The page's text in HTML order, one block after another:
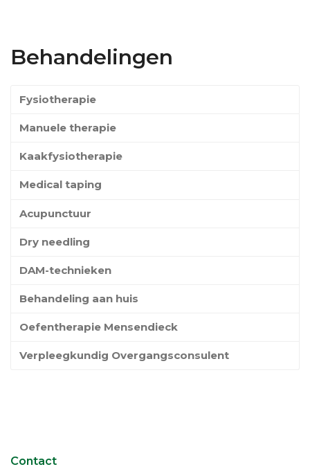
Behandelingen
Fysiotherapie
Manuele therapie
Kaakfysiotherapie
Medical taping
Acupunctuur
Dry needling
DAM-technieken
Behandeling aan huis
Oefentherapie Mensendieck
Verpleegkundig Overgangsconsulent
Contact